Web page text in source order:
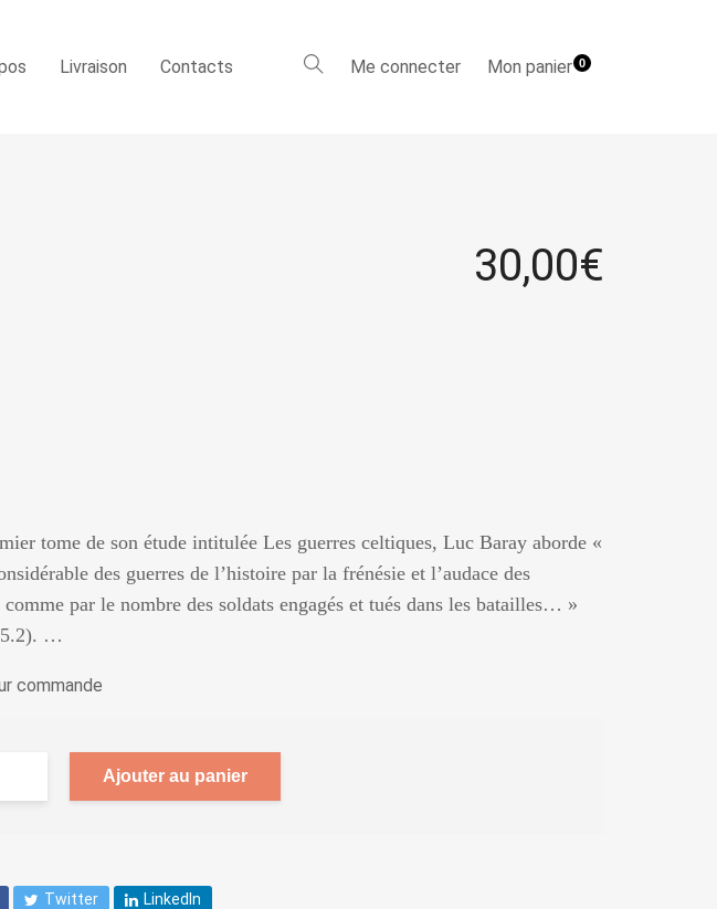
Livraison Contacts Me connecter Mon panier0
30,00€
tome de son étude intitulée Les guerres celtiques, Luc Baray aborde «
des guerres de l’histoire par la frénésie et l’audace des
comme par le nombre des soldats engagés et tués dans les batailles… »
…
commande
Ajouter au panier
Twitter LinkedIn